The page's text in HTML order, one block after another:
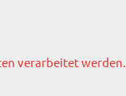
verarbeitet werden.